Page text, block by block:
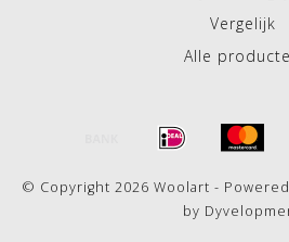
Vergelijk
Alle
© Copyright 2026 Woolart -
by